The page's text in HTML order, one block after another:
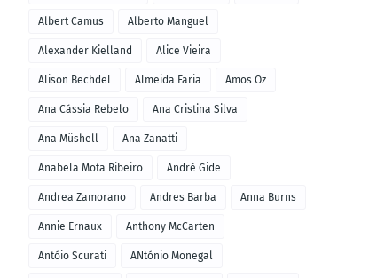
Albert Camus Alberto Manguel
Alexander Kielland Alice Vieira
Alison Bechdel Almeida Faria Amos Oz
Ana Cássia Rebelo Ana Cristina Silva
Ana Müshell Ana Zanatti
Anabela Mota Ribeiro André Gide
Andrea Zamorano Andres Barba Anna Burns
Annie Ernaux Anthony McCarten
Antóio Scurati ANtónio Monegal